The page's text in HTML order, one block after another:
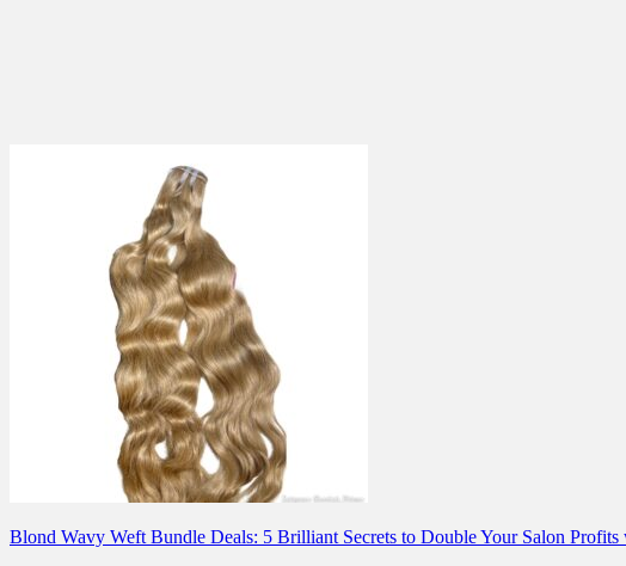
Blond Wavy Weft Bundle Deals: 5 Brilliant Secrets to Double Your Salon